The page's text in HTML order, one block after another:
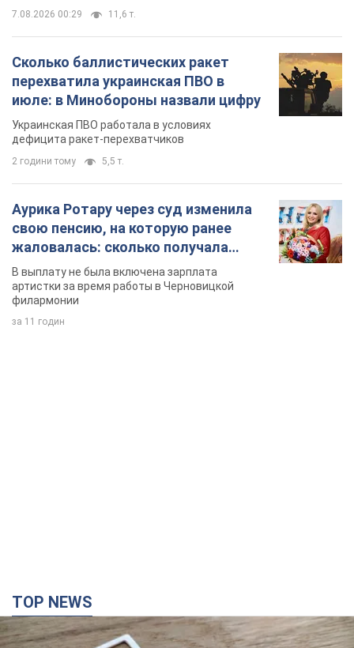
7.08.2026 00:29 11,6 т.
Сколько баллистических ракет
перехватила украинская ПВО в
июле: в Минобороны назвали цифру
Украинская ПВО работала в условиях
дефицита ракет-перехватчиков
2 години тому 5,5 т.
Аурика Ротару через суд изменила
свою пенсию, на которую ранее
жаловалась: сколько получала
певица
В выплату не была включена зарплата
артистки за время работы в Черновицкой
филармонии
за 11 годин
TOP NEWS